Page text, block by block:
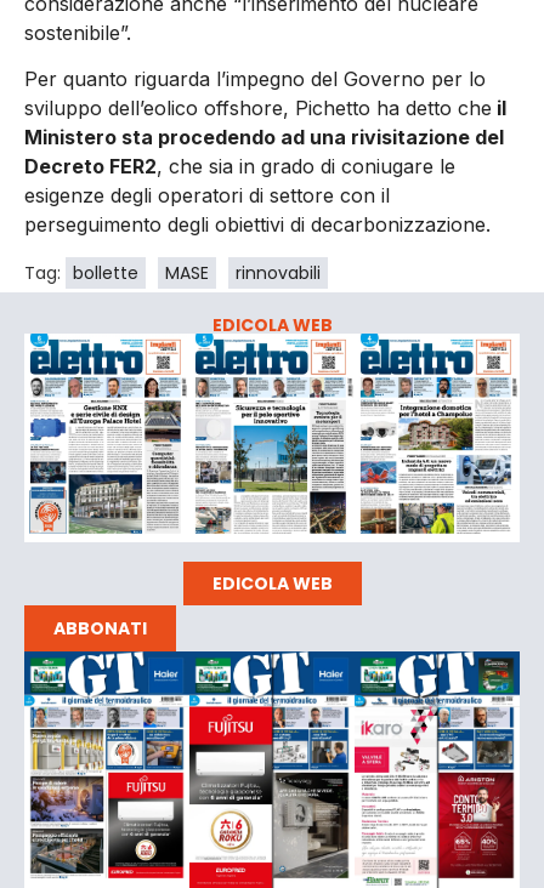
sostenibile”.
Per quanto riguarda l’impegno del Governo per lo
sviluppo dell’eolico offshore, Pichetto ha detto che il
Ministero sta procedendo ad una rivisitazione del
Decreto FER2, che sia in grado di coniugare le
esigenze degli operatori di settore con il
perseguimento degli obiettivi di decarbonizzazione.
Tag: bollette MASE rinnovabili
EDICOLA WEB
EDICOLA WEB
ABBONATI